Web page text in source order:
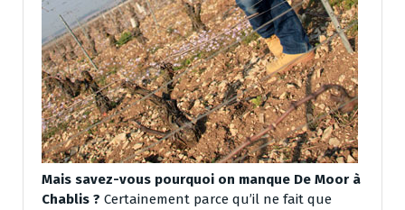
Mais savez-vous pourquoi on manque De Moor à
Chablis ? Certainement parce qu’il ne fait que